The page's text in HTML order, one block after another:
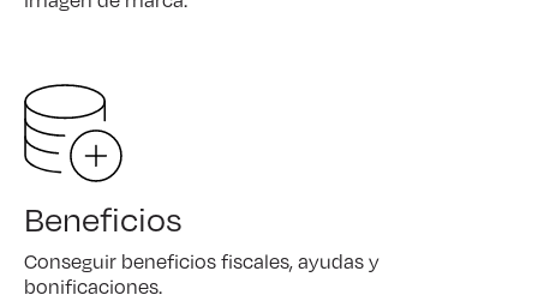
Beneficios
Conseguir beneficios fiscales, ayudas y
bonificaciones.